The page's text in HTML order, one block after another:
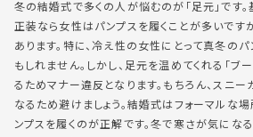
冬の結婚式で多くの人が悩むのが「足元」です
正装なら女性はパンプスを履くことが多いです
あります。特に、冷え性の女性にとって真冬の
もしれません。しかし、足元を温めてくれる「ブ
るためマナー違反となります。もちろん、スニ
なるため避けましょう。結婚式はフォーマルな
ンプスを履くのが正解です。冬で寒さが気にな